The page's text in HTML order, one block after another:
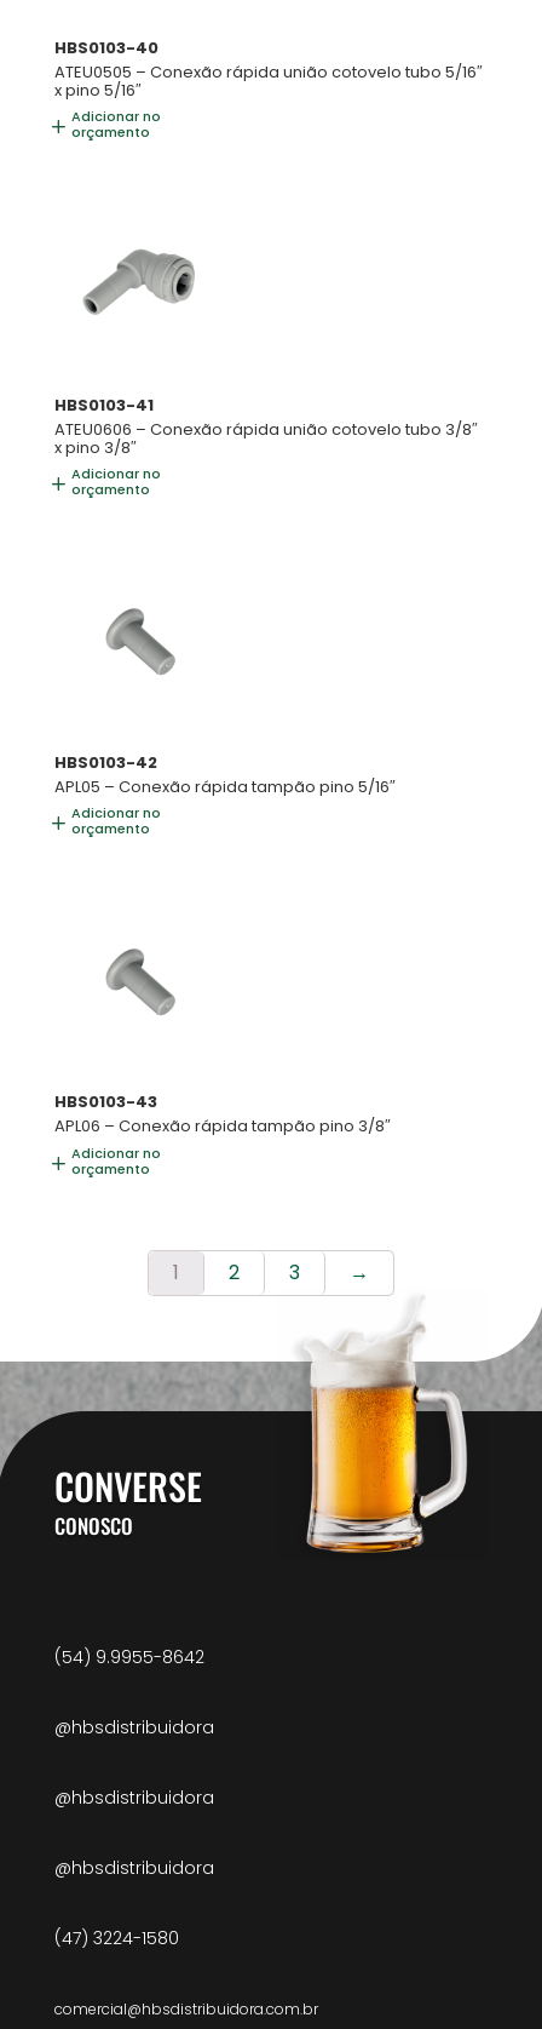
HBS0103-40
ATEU0505 – Conexão rápida união cotovelo tubo 5/16″
x pino 5/16″
Adicionar no
orçamento
HBS0103-41
ATEU0606 – Conexão rápida união cotovelo tubo 3/8″
x pino 3/8″
Adicionar no
orçamento
HBS0103-42
APL05 – Conexão rápida tampão pino 5/16″
Adicionar no
orçamento
HBS0103-43
APL06 – Conexão rápida tampão pino 3/8″
Adicionar no
orçamento
1 2 3 →
CONVERSE
CONOSCO
(54) 9.9955-8642
@hbsdistribuidora
@hbsdistribuidora
@hbsdistribuidora
(47) 3224-1580
comercial@hbsdistribuidora.com.br